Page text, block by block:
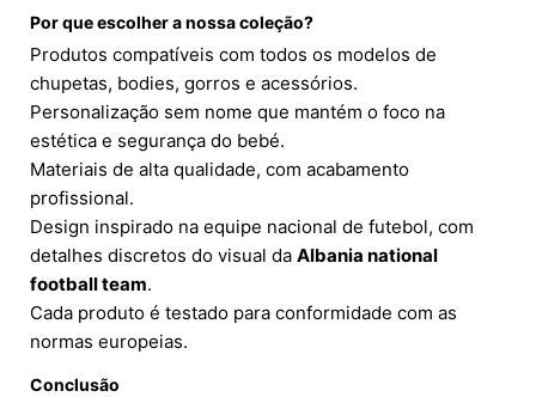
Por que escolher a nossa coleção?
Produtos compatíveis com todos os modelos de
chupetas, bodies, gorros e acessórios.
Personalização sem nome que mantém o foco na
estética e segurança do bebé.
Materiais de alta qualidade, com acabamento
profissional.
Design inspirado na equipe nacional de futebol, com
detalhes discretos do visual da Albania national
football team.
Cada produto é testado para conformidade com as
normas europeias.
Conclusão